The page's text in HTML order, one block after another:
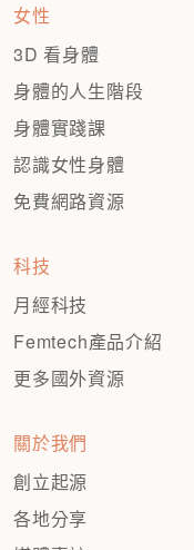
女性
3D 看身體
身體的人生階段
身體實踐課
認識女性身體
免費網路資源
科技
月經科技
Femtech產品介紹
更多國外資源
關於我們
創立起源
各地分享